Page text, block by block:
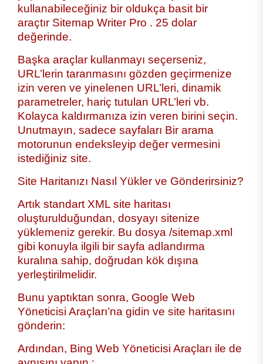
kullanabileceğiniz bir oldukça basit bir
araçtır Sitemap Writer Pro . 25 dolar
değerinde.
Başka araçlar kullanmayı seçerseniz,
URL’lerin taranmasını gözden geçirmenize
izin veren ve yinelenen URL’leri, dinamik
parametreler, hariç tutulan URL’leri vb.
Kolayca kaldırmanıza izin veren birini seçin.
Unutmayın, sadece sayfaları Bir arama
motorunun endeksleyip değer vermesini
istediğiniz site.
Site Haritanızı Nasıl Yükler ve Gönderirsiniz?
Artık standart XML site haritası
oluşturulduğundan, dosyayı sitenize
yüklemeniz gerekir. Bu dosya /sitemap.xml
gibi konuyla ilgili bir sayfa adlandırma
kuralına sahip, doğrudan kök dışına
yerleştirilmelidir.
Bunu yaptıktan sonra, Google Web
Yöneticisi Araçları’na gidin ve site haritasını
gönderin:
Ardından, Bing Web Yöneticisi Araçları ile de